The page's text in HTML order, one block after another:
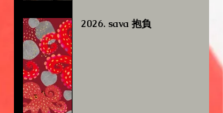
2026. sava 抱負